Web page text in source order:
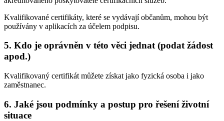
Kvalifikované certifikáty, které se vydávají občanům, mohou být
používány v aplikacích za účelem podpisu.
5. Kdo je oprávněn v této věci jednat (podat žádost
apod.)
Kvalifikovaný certifikát můžete získat jako fyzická osoba i jako
zaměstnanec.
6. Jaké jsou podmínky a postup pro řešení životní
situace